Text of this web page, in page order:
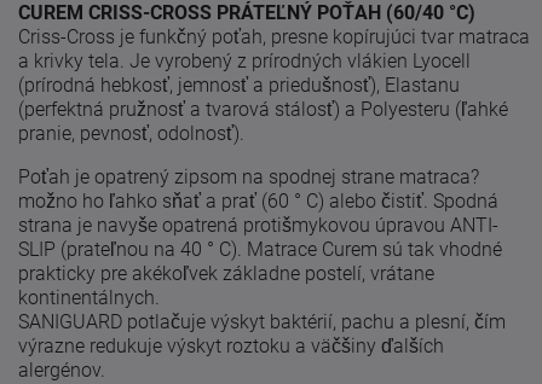
CUREM CRISS-CROSS PRÁTEĽNÝ POŤAH (60/40 °C)
Criss-Cross je funkčný poťah, presne kopírujúci tvar matraca
a krivky tela. Je vyrobený z prírodných vlákien Lyocell
(prírodná hebkosť, jemnosť a priedušnosť), Elastanu
(perfektná pružnosť a tvarová stálosť) a Polyesteru (ľahké
pranie, pevnosť, odolnosť).
Poťah je opatrený zipsom na spodnej strane matraca?
možno ho ľahko sňať a prať (60 ° C) alebo čistiť. Spodná
strana je navyše opatrená protišmykovou úpravou ANTI-
SLIP (prateľnou na 40 ° C). Matrace Curem sú tak vhodné
prakticky pre akékoľvek základne postelí, vrátane
kontinentálnych.
SANIGUARD potlačuje výskyt baktérií, pachu a plesní, čím
výrazne redukuje výskyt roztoku a väčšiny ďalších
alergénov.